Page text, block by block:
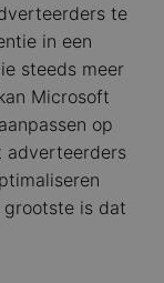
te
in een
steeds meer
Microsoft
op
adverteerders
is dat